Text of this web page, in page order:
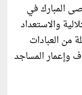
المبارك في
والاستعداد
من العبادات
وإعمار المساجد